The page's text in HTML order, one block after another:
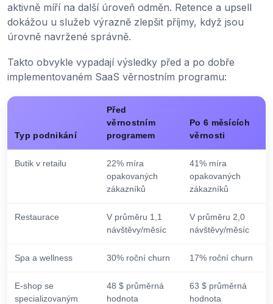
aktivně míří na další úroveň odměn. Retence a upsell
dokážou u služeb výrazně zlepšit příjmy, když jsou
úrovně navržené správně.
Takto obvykle vypadají výsledky před a po dobře
implementovaném SaaS věrnostním programu:
Typ podnikání
Před
věrnostním
programem
Po 6 měsících
věrnosti
Butik v retailu
22% míra
opakovaných
zákazníků
41% míra
opakovaných
zákazníků
Restaurace
V průměru 1,1
návštěvy/měsíc
V průměru 2,0
návštěvy/měsíc
Spa a wellness 30% roční churn 17% roční churn
E-shop se
specializovaným
48 $ průměrná
hodnota
63 $ průměrná
hodnota